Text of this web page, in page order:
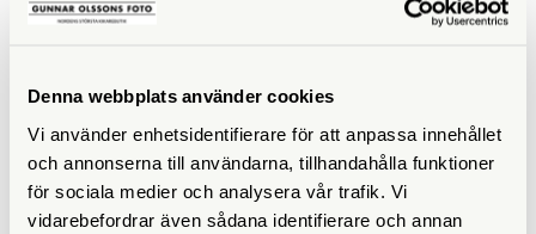
Denna webbplats använder cookies
Vi använder enhetsidentifierare för att anpassa innehållet
och annonserna till användarna, tillhandahålla funktioner
för sociala medier och analysera vår trafik. Vi
vidarebefordrar även sådana identifierare och annan
Kowa Mobiladapter
Samsung Galaxy S24 Ultra
Kowa Mobiladapter iPhone
13 Pro Max (TSN-IP13
PRO MAX RP)